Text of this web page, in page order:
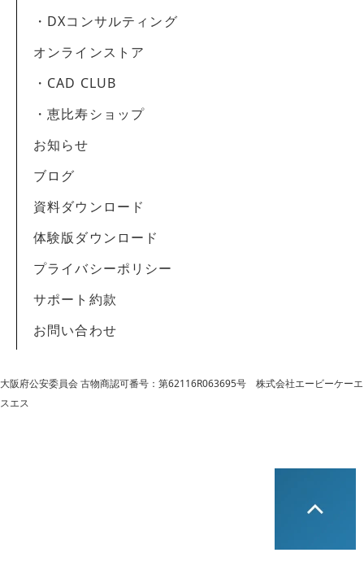
・DXコンサルティング
オンラインストア
・CAD CLUB
・恵比寿ショップ
お知らせ
ブログ
資料ダウンロード
体験版ダウンロード
プライバシーポリシー
サポート約款
お問い合わせ
大阪府公安委員会 古物商認可番号：第62116R063695号 株式会社エービーケーエ
スエス